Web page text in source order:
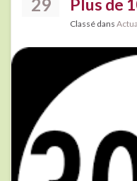
29
Plus de
Classé dans